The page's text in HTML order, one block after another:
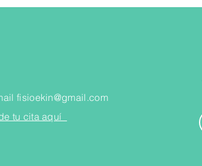
fisioekin@gmail.com
tu cita aquí